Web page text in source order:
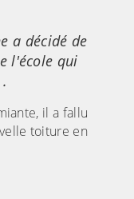
a décidé de
l'école qui
il a fallu
toiture en